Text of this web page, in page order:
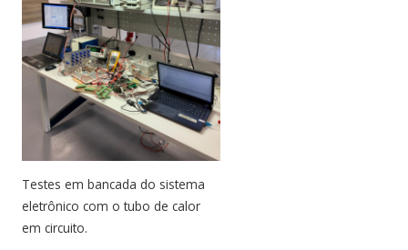
Testes em bancada do sistema
eletrônico com o tubo de calor
em circuito.